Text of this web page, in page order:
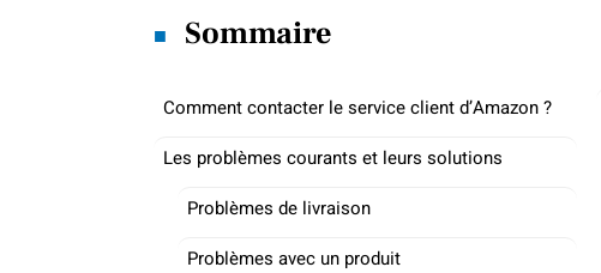
Sommaire
Comment contacter le service client d’Amazon ?
Les problèmes courants et leurs solutions
Problèmes de livraison
Problèmes avec un produit